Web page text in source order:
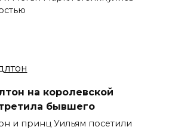
на королевской
бывшего
и принц Уильям посетили